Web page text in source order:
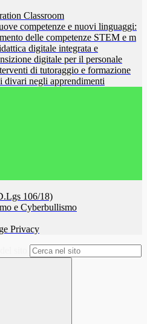
Classroom
competenze e nuovi linguaggi:
delle competenze STEM e m
digitale integrata e
digitale per il personale
di tutoraggio e formazione
divari negli apprendimenti
106/18)
e Cyberbullismo
Privacy